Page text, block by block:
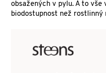
obsažených v pylu. A to
biodostupnost než